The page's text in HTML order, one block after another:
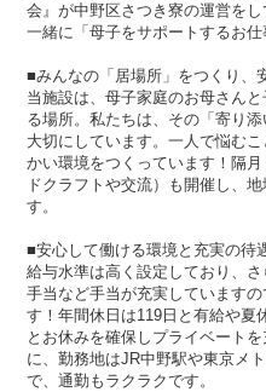
会』が中野区さつき寮の運営をし
一緒に「母子をサポートするお
■みんなの「居場所」をつくり、
当施設は、母子家庭のお母さん
る場所。私たちは、その「寄り
大切にしています。一人で悩む
かい環境をつくっています！隔
ドクラフトや交流）も開催し、
す。
■安心して働ける環境と充実の待
給与水準は高く設定しており、
手当など手当が充実しています
す！年間休日は119日と有給や夏
とお休みを確保しプライベート
に、勤務地はJR中野駅や東京メ
で、通勤もラクラクです。